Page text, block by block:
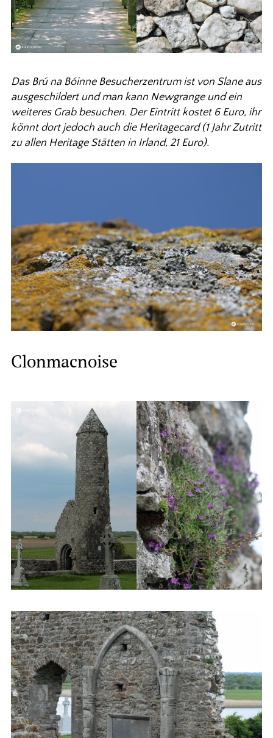
Das Brú na Bóinne Besucherzentrum ist von Slane aus
ausgeschildert und man kann Newgrange und ein
weiteres Grab besuchen. Der Eintritt kostet 6 Euro, ihr
könnt dort jedoch auch die Heritagecard (1 Jahr Zutritt
zu allen Heritage Stätten in Irland, 21 Euro).
Clonmacnoise